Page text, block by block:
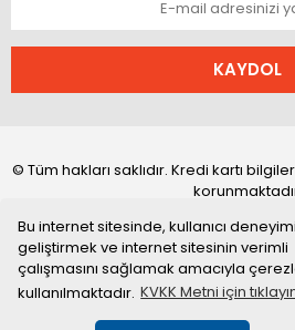
Bu internet sitesinde, kullanıcı
geliştirmek ve internet sitesinin verimli
çalışmasını sağlamak amacıyla
kullanılmaktadır. KVKK Metni için
KAYDOL
© Tüm hakları saklıdır. Kredi kartı